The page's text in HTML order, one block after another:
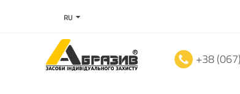
RU
+38